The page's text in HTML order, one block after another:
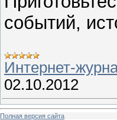
событий,
Интернет-
02.10.2012
Полная версия сайта